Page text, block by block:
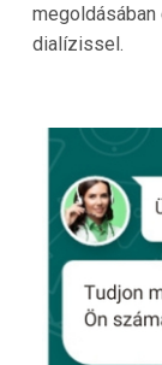
dialízissel.